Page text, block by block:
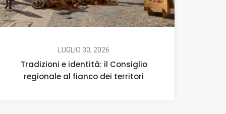
LUGLIO 30, 2026
Tradizioni e identità: il Consiglio
regionale al fianco dei territori